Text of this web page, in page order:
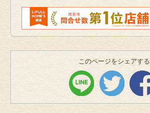
このページをシェアする